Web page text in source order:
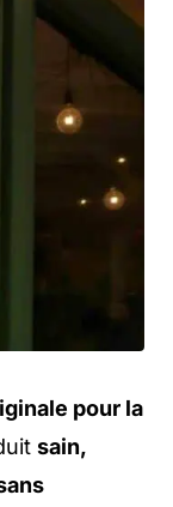
pour la
sain,